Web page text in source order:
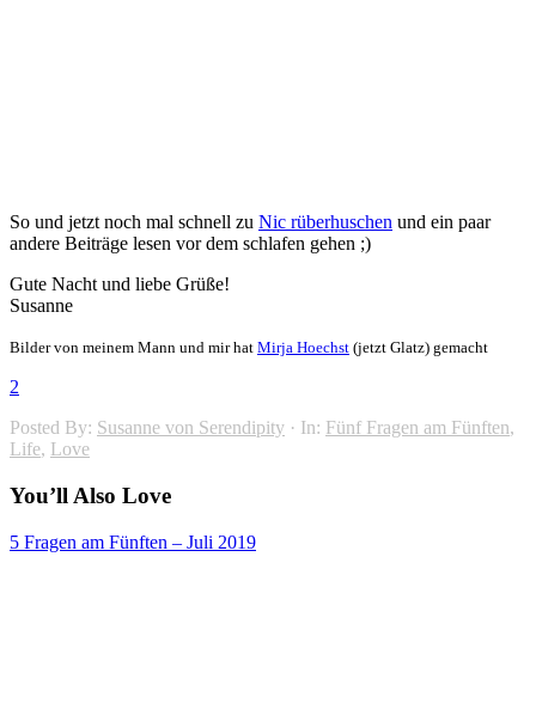
So und jetzt noch mal schnell zu Nic rüberhuschen und ein paar
andere Beiträge lesen vor dem schlafen gehen ;)
Gute Nacht und liebe Grüße!
Susanne
Bilder von meinem Mann und mir hat Mirja Hoechst (jetzt Glatz) gemacht
2
Posted By: Susanne von Serendipity · In: Fünf Fragen am Fünften,
Life, Love
You’ll Also Love
5 Fragen am Fünften – Juli 2019